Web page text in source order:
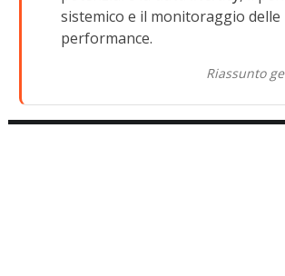
sistemico e il monitoraggio delle
performance.
Riassunto